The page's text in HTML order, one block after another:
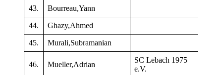
43. Bourreau,Yann
44. Ghazy,Ahmed
45. Murali,Subramanian
46. Mueller,Adrian
SC Lebach 1975
e.V.